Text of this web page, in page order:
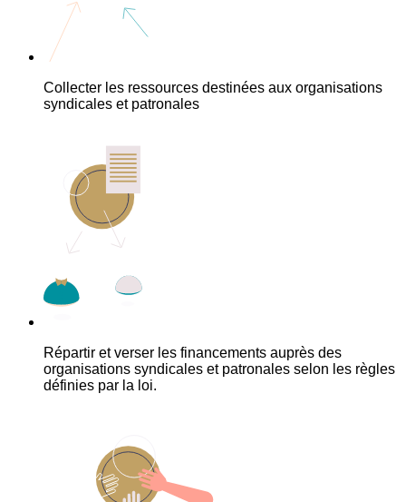
Collecter les ressources destinées aux organisations
syndicales et patronales
Répartir et verser les financements auprès des
organisations syndicales et patronales selon les règles
définies par la loi.